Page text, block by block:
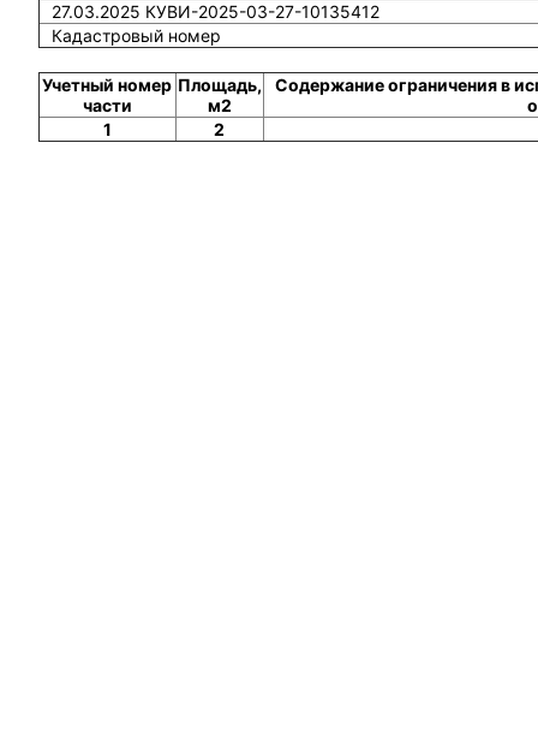
27.03.2025 КУВИ-2025-03-27-10135412
Кадастровый номер
Учетный номер
части
Площадь,
м2
Содержание ограничения в
1
2